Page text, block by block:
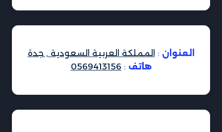
العنوان : المملكة العربية السعودية , جدة
هاتف :
0569413156